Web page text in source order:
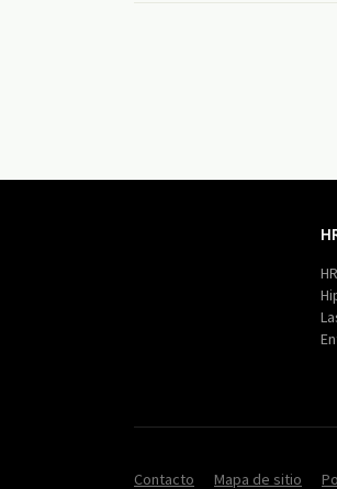
Contacto Mapa de sitio